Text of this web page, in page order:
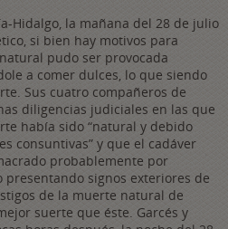
Hidalgo, la mañana del 28 de julio
si bien hay motivos para
pudo ser provocada
a comer dulces, lo que siendo
Sus cuatro compañeros de
diligencias judiciales en las que
había sido “natural y debido
consuntivas” y que el cadáver
probablemente por
signos exteriores de
de la muerte natural de
suerte que éste. Garcés y